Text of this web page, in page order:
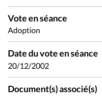
Vote en séance
Adoption
Date du vote en séance
20/12/2002
Document(s) associé(s)